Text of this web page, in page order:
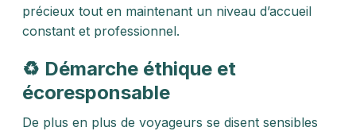
précieux tout en maintenant un niveau d’accueil
constant et professionnel.
♻️ Démarche éthique et
écoresponsable
De plus en plus de voyageurs se disent sensibles